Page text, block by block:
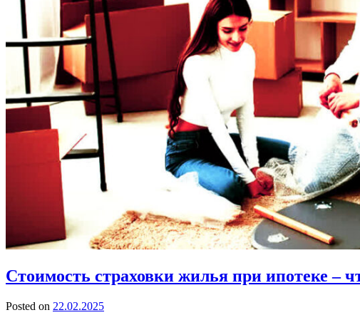
Стоимость страховки жилья при ипотеке –
Posted on 22.02.2025